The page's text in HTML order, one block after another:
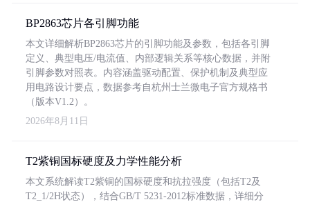
BP2863芯片各引脚功能
本文详细解析BP2863芯片的引脚功能及参数，包括各引脚
定义、典型电压/电流值、内部逻辑关系等核心数据，并附
引脚参数对照表。内容涵盖驱动配置、保护机制及典型应
用电路设计要点，数据参考自杭州士兰微电子官方规格书
（版本V1.2）。
2026年8月11日
T2紫铜国标硬度及力学性能分析
本文系统解读T2紫铜的国标硬度和抗拉强度（包括T2及
T2_1/2H状态），结合GB/T 5231-2012标准数据，详细分